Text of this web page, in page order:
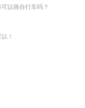
以骑自行车吗？
！